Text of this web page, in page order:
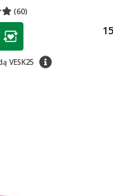
(60) 4.98
klubo
VESK25 patarimas